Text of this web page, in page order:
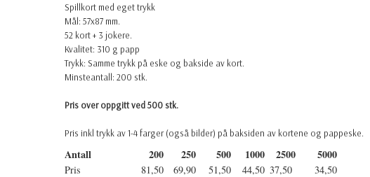
Spillkort med eget trykk
Mål: 57x87 mm.
52 kort + 3 jokere.
Kvalitet: 310 g papp
Trykk: Samme trykk på eske og bakside av kort.
Minsteantall: 200 stk.
Pris over oppgitt ved 500 stk.
Pris inkl trykk av 1-4 farger (også bilder) på baksiden av kortene og pappeske.
Antall 200 250 500 1000 2500 5000
Pris 81,50 69,90 51,50 44,50 37,50 34,50